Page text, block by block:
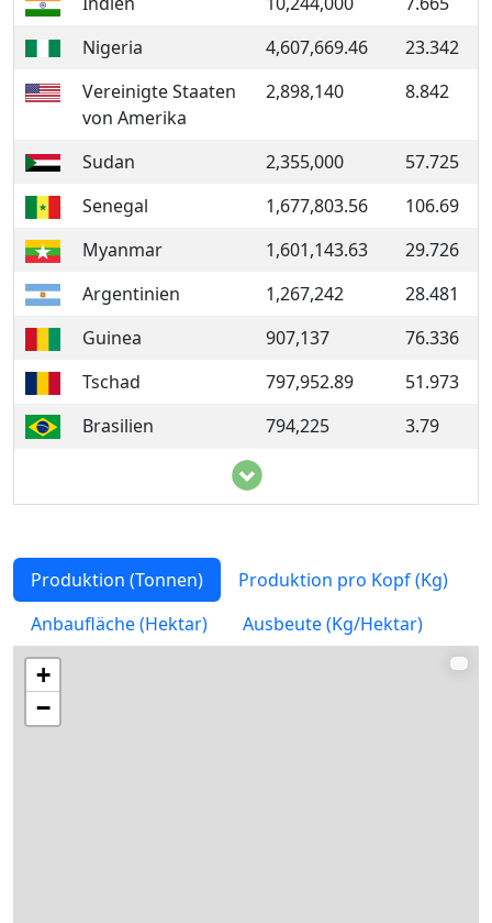
Nigeria
4,607,669.46
23.342
Vereinigte Staaten
von Amerika
2,898,140 8.842
Sudan 2,355,000
57.725
Senegal
1,677,803.56
106.69
Myanmar
1,601,143.63
29.726
Argentinien
1,267,242
28.481
Guinea
907,137
76.336
Tschad
797,952.89
51.973
Brasilien
794,225
3.79
Niger
Kamerun
Demokratische
475,817 5.85
Produktion (Tonnen)
Produktion pro Kopf (Kg)
Anbaufläche (Hektar)
Ausbeute (Kg/Hektar)
+
−